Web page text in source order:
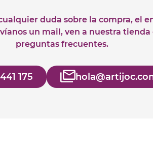
duda sobre la compra, el
un mail, ven a nuestra
preguntas frecuentes.
175